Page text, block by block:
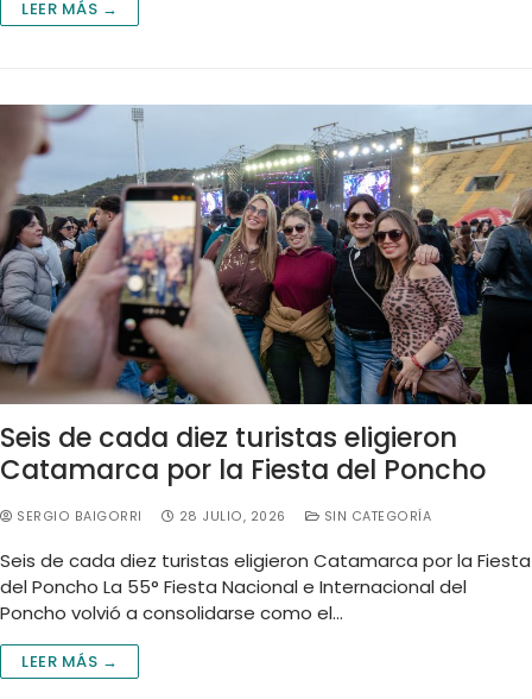
LEER MÁS →
Seis de cada diez turistas eligieron
Catamarca por la Fiesta del Poncho
SERGIO BAIGORRI 28 JULIO, 2026 SIN CATEGORÍA
Seis de cada diez turistas eligieron Catamarca por la Fiesta
del Poncho La 55° Fiesta Nacional e Internacional del
Poncho volvió a consolidarse como el…
LEER MÁS →